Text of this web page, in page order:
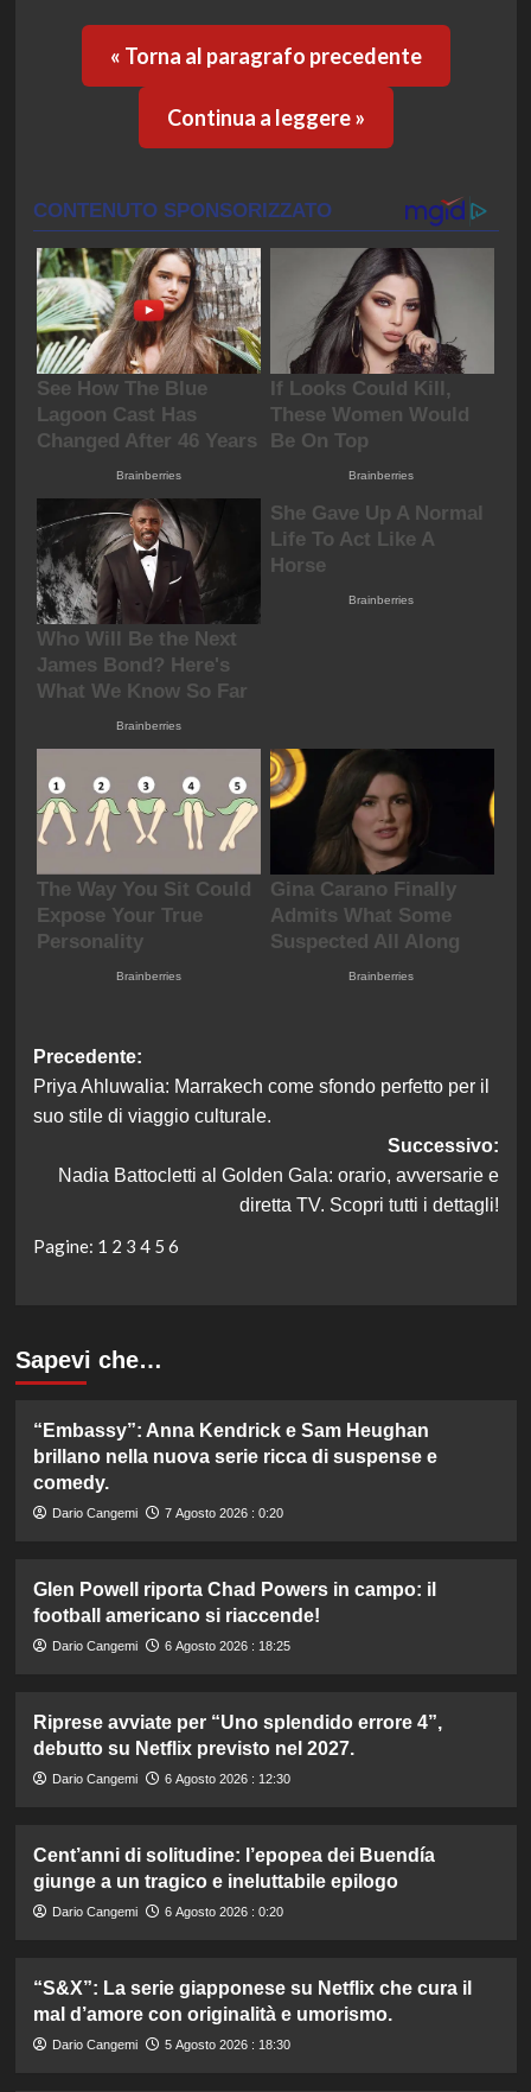
« Torna al paragrafo precedente
Continua a leggere »
Navigazione
articolo
Precedente:
Priya Ahluwalia: Marrakech come sfondo perfetto per il
suo stile di viaggio culturale.
Successivo:
Nadia Battocletti al Golden Gala: orario, avversarie e
diretta TV. Scopri tutti i dettagli!
Pagine: 1 2 3 4 5 6
Sapevi che…
“Embassy”: Anna Kendrick e Sam Heughan
brillano nella nuova serie ricca di suspense e
comedy.
Dario Cangemi 7 Agosto 2026 : 0:20
Glen Powell riporta Chad Powers in campo: il
football americano si riaccende!
Dario Cangemi 6 Agosto 2026 : 18:25
Riprese avviate per “Uno splendido errore 4”,
debutto su Netflix previsto nel 2027.
Dario Cangemi 6 Agosto 2026 : 12:30
Cent’anni di solitudine: l’epopea dei Buendía
giunge a un tragico e ineluttabile epilogo
Dario Cangemi 6 Agosto 2026 : 0:20
“S&X”: La serie giapponese su Netflix che cura il
mal d’amore con originalità e umorismo.
Dario Cangemi 5 Agosto 2026 : 18:30